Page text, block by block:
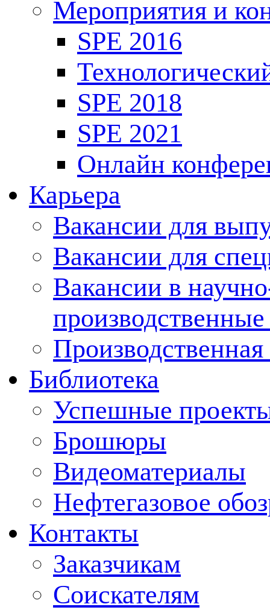
Мероприятия и
SPE 2016
SPE 2018
SPE 2021
Онлайн
Карьера
Вакансии для
Вакансии для
Вакансии в
Производственная
Библиотека
Успешные
Брошюры
Видеоматериалы
Нефтегазовое
Контакты
Заказчикам
Соискателям